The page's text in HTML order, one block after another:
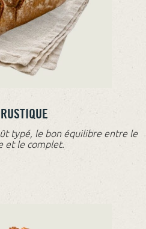
typé, le bon équilibre entre le
et le complet.